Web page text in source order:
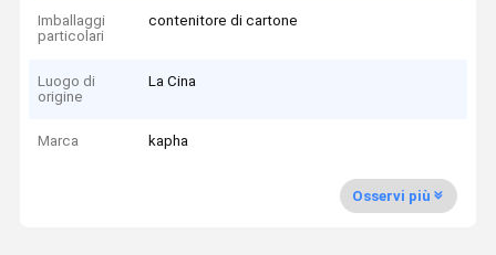
Imballaggi
particolari
contenitore di cartone
Luogo di
origine
La Cina
Marca kapha
Osservi più